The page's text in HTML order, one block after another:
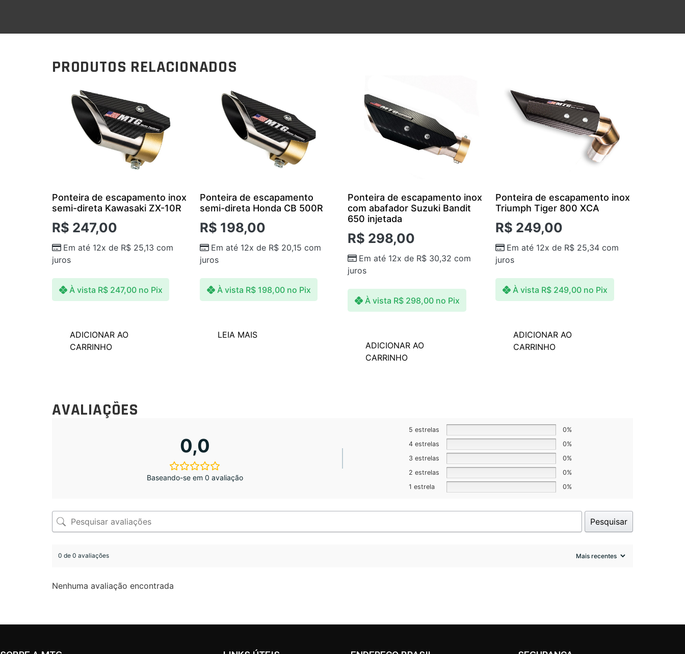
PRODUTOS RELACIONADOS
Ponteira de escapamento inox
semi-direta Kawasaki ZX-10R
R$ 247,00
Em até 12x de R$ 25,13 com
juros
À vista R$247,00 no Pix
ADICIONAR AO
CARRINHO
Ponteira de escapamento
semi-direta Honda CB 500R
R$ 198,00
Em até 12x de R$ 20,15 com
juros
À vista R$198,00 no Pix
LEIA MAIS
Ponteira de escapamento inox
com abafador Suzuki Bandit
650 injetada
R$ 298,00
Em até 12x de R$ 30,32 com
juros
À vista R$298,00 no Pix
ADICIONAR AO
CARRINHO
Ponteira de escapamento inox
Triumph Tiger 800 XCA
R$ 249,00
Em até 12x de R$ 25,34 com
juros
À vista R$249,00 no Pix
ADICIONAR AO
CARRINHO
AVALIAÇÕES
0,0
Baseando-se em 0 avaliação
5 estrelas
0%
4 estrelas
0%
3 estrelas
0%
2 estrelas
0%
1 estrela
0%
Pesquisar
0 de 0 avaliações
Nenhuma avaliação encontrada